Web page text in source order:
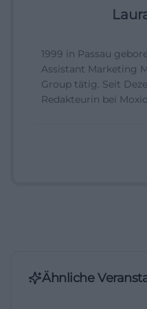
1999 in Passau
Assistant Marketing
Group tätig. Seit
Redakteurin bei
Ähnliche